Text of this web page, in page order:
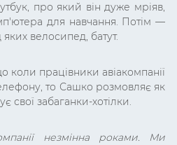
про який він дуже мріяв,
для навчання. Потім —
велосипед, батут.
коли працівники авіакомпанії
то Сашко розмовляє як
свої забаганки-хотілки.
незмінна роками. Ми